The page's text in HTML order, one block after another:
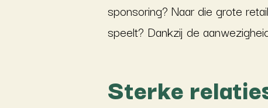
sponsoring? Naar die grote
speelt? Dankzij de
Sterke